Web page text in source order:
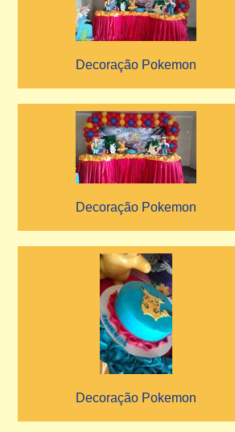
Decoração Pokemon
Decoração Pokemon
Decoração Pokemon